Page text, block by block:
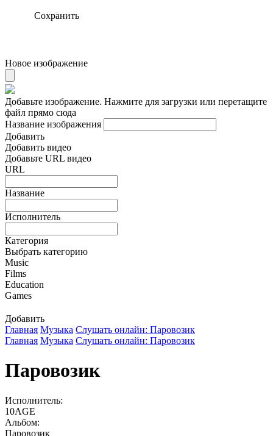
Сохранить
Новое изображение
Добавьте изображение. Нажмите для загрузки или перетащите
файл прямо сюда
Название изображения
Добавить
Добавить видео
Добавьте URL видео
URL
Название
Исполнитель
Категория
Выбрать категорию
Music
Films
Education
Games
Добавить
Главная Музыка Слушать онлайн: Паровозик
Главная Музыка Слушать онлайн: Паровозик
Паровозик
Исполнитель:
10AGE
Альбом:
Паровозик